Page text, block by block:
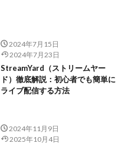
2024年7月15日
2024年7月23日
StreamYard（ストリームヤー
ド）徹底解説：初心者でも簡単に
ライブ配信する方法
2024年11月9日
2025年10月4日